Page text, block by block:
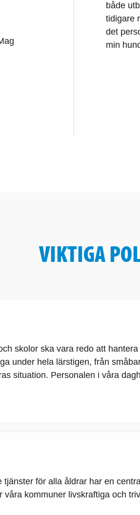
både
tidigare
det
min
VIKTIGA
skolor ska vara redo att
under hela lärstigen, från
situation. Personalen i våra
för alla åldrar har en
våra kommuner livskraftiga och